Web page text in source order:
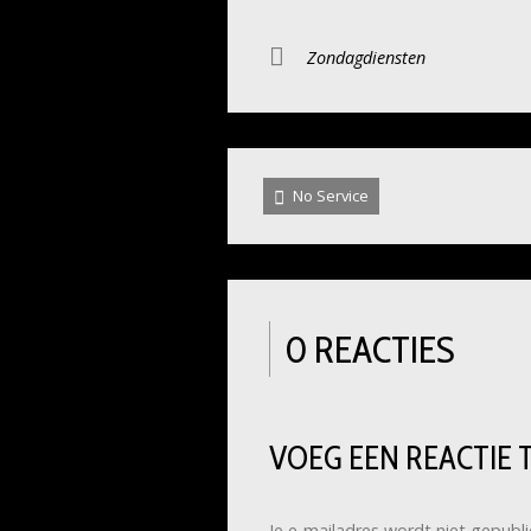
Zondagdiensten
No Service
0 REACTIES
VOEG EEN REACTIE